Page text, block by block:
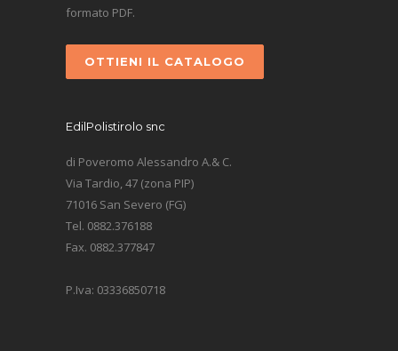
formato PDF.
OTTIENI IL CATALOGO
EdilPolistirolo snc
di Poveromo Alessandro A.& C.
Via Tardio, 47 (zona PIP)
71016 San Severo (FG)
Tel. 0882.376188
Fax. 0882.377847
P.Iva: 03336850718